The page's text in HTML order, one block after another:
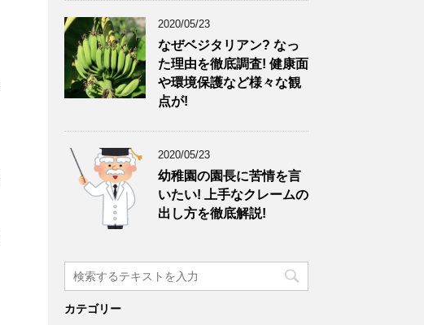
2020/05/23
なぜベジタリアン? なっ
た理由を徹底調査! 健康面
や環境保護など様々な観
点が!
2020/05/23
幼稚園の園長に苦情を言
いたい! 上手なクレームの
出し方を徹底解説!
カテゴリー